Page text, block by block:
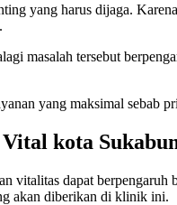
yang harus dijaga.
masalah tersebut
yang maksimal sebab
kota
vitalitas dapat
akan diberikan di klinik ini.